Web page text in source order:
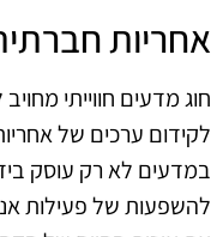
אחריות
חוג מדעים חווייתי
לקידום ערכים של
במדעים לא רק עוסק
להשפעות של פעילות